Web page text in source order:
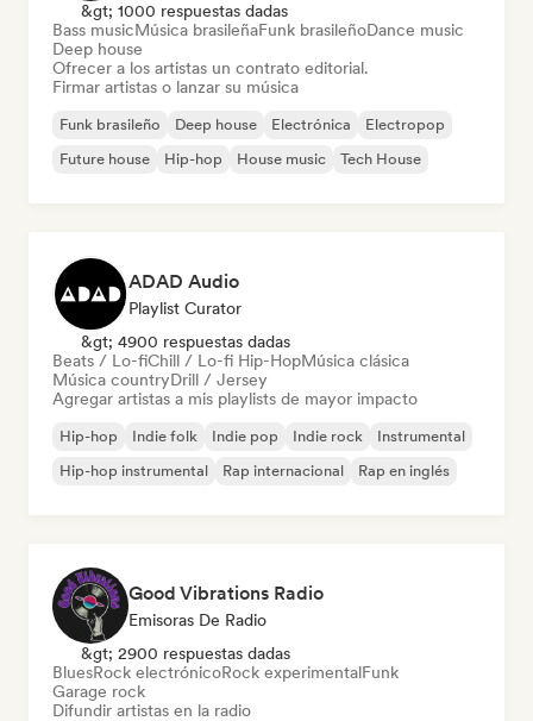
&gt; 1000 respuestas dadas
Bass musicMúsica brasileñaFunk brasileñoDance music
Deep house
Ofrecer a los artistas un contrato editorial.
Firmar artistas o lanzar su música
Funk brasileño Deep house Electrónica
Electropop
Future house
Hip-hop House music Tech House
ADAD Audio
Playlist Curator
&gt; 4900 respuestas dadas
Beats / Lo-fiChill / Lo-fi Hip-HopMúsica clásica
Música countryDrill / Jersey
Agregar artistas a mis playlists de mayor impacto
Hip-hop Indie folk Indie pop Indie rock
Instrumental
Hip-hop instrumental
Rap internacional Rap en inglés
Good Vibrations Radio
Emisoras De Radio
&gt; 2900 respuestas dadas
BluesRock electrónicoRock experimentalFunk
Garage rock
Difundir artistas en la radio